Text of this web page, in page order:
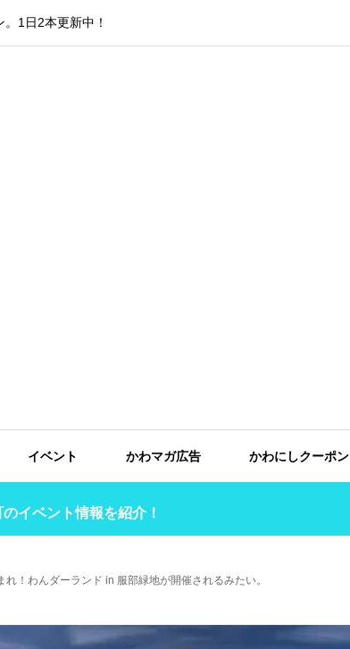
1日2本更新中！
イベント かわマガ広告 かわにしクーポン
イベント情報を紹介！
！わんダーランド in 服部緑地が開催されるみたい。